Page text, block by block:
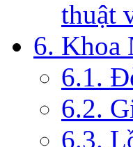
thuật
6. Khoa
6.1.
6.2.
6.3.